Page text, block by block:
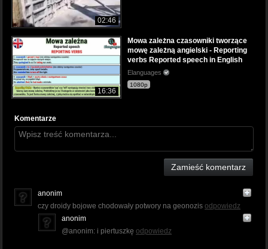
02:46
16:36
Mowa zależna czasowniki tworzące
mowę zależną angielski - Reporting
verbs Reported speech in English
Elanguages
1080p
Komentarze
Zamieść komentarz
anonim
czy droidy bojowe chodowały potwory na geonozis odpowiedz
anonim
@anonim: i piertuszkę odpowiedz